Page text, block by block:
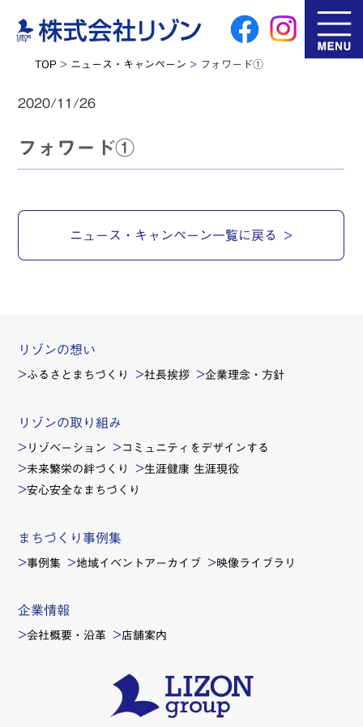
TOP > ニュース・キャンペーン >フォワード①
2020/11/26
フォワード①
ニュース・キャンペーン一覧に戻る
リゾンの想い
ふるさとまちづくり 社長挨拶 企業理念・方針
リゾンの取り組み
リゾベーション コミュニティをデザインする
未来繁栄の絆づくり 生涯健康 生涯現役
安心安全なまちづくり
まちづくり事例集
事例集 地域イベントアーカイブ 映像ライブラリ
企業情報
会社概要・沿革 店舗案内